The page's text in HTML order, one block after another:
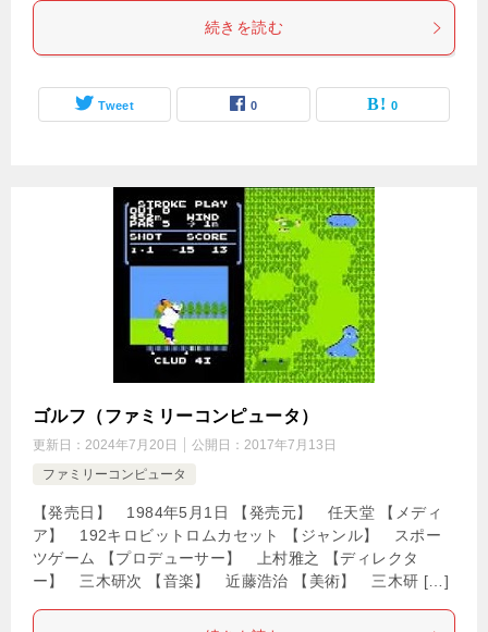
続きを読む
Tweet 0 0
ゴルフ（ファミリーコンピュータ）
更新日： 2024年7月20日 公開日： 2017年7月13日
ファミリーコンピュータ
【発売日】 1984年5月1日 【発売元】 任天堂 【メディ
ア】 192キロビットロムカセット 【ジャンル】 スポー
ツゲーム 【プロデューサー】 上村雅之 【ディレクタ
ー】 三木研次 【音楽】 近藤浩治 【美術】 三木研 […]